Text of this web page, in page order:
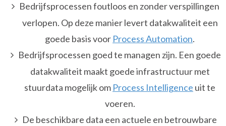
Bedrijfsprocessen foutloos en zonder verspillingen
verlopen. Op deze manier levert datakwaliteit een
goede basis voor Process Automation.
Bedrijfsprocessen goed te managen zijn. Een goede
datakwaliteit maakt goede infrastructuur met
stuurdata mogelijk om Process Intelligence uit te
voeren.
De beschikbare data een actuele en betrouwbare